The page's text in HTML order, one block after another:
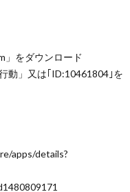
をダウンロード
動」又は｢ID:10461804｣を
apps/details?